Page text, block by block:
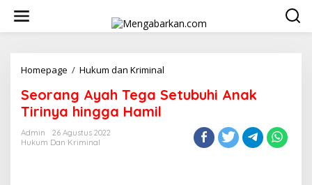
konten
Homepage / Hukum dan Kriminal
Tega
Seorang Ayah Tega Setubuhi Anak
Tirinya hingga Hamil
Admin
26 Agustus 2022
Hukum Dan Kriminal